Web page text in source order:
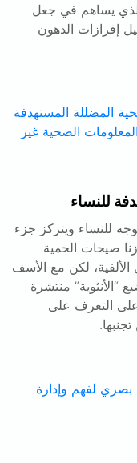
يساهم في جعل
إفرازات الدهون
للنساء
للنساء ويتركز جزء
صيحات الحمية
لكن مع الأسف
“الأنثوية” منتشرة
التعرف على